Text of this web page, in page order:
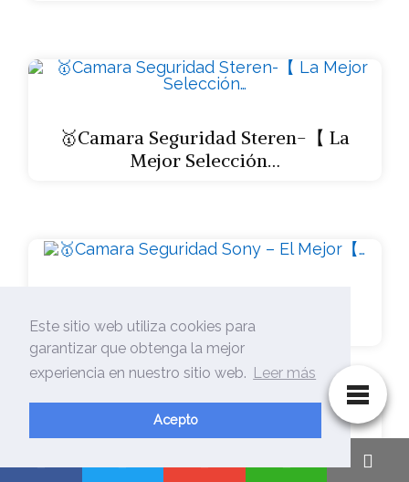
🥇Camara Seguridad Steren-【 La
Mejor Selección…
Mejor【…
Este sitio web utiliza cookies para
garantizar que obtenga la mejor
experiencia en nuestro sitio web. Leer más
Acepto